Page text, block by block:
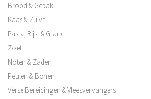
Brood & Gebak
Kaas & Zuivel
Pasta, Rijst & Granen
Zoet
Noten & Zaden
Peulen & Bonen
Verse Bereidingen & Vleesvervangers